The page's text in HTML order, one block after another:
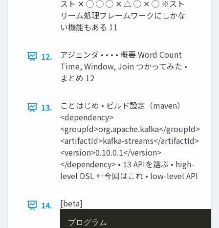
スト ✕ ◯ ◯ ◯ ✕ △ ◯ ✕ ◯ ※スト
リーム処理フレームワークにしかな
い機能もある 11
12.
アジェンダ • • • • 概要 Word Count
Time, Window, Join つかってみた •
まとめ 12
13.
ことはじめ • ビルド設定（maven）
<dependency>
<groupId>org.apache.kafka</groupId>
<artifactId>kafka-streams</artifactId>
<version>0.10.0.1</version>
</dependency> • 13 APIを選ぶ • high-
level DSL ←今回はこれ • low-level API
14. [beta]